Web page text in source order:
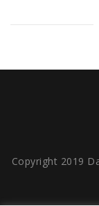
Copyright 2019